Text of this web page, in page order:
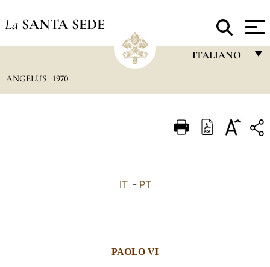
La SANTA SEDE
ITALIANO
ITALIANO
ANGELUS 1970
IT- PT
PAOLO VI